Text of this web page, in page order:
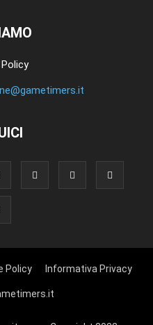
Policy Informativa Privacy